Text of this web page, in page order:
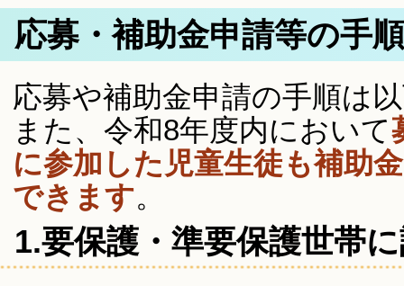
応募・補助金申請等の手
応募や補助金申請の手順は
また、令和8年度内において
に参加した児童生徒も補助
できます。
1.要保護・準要保護世帯